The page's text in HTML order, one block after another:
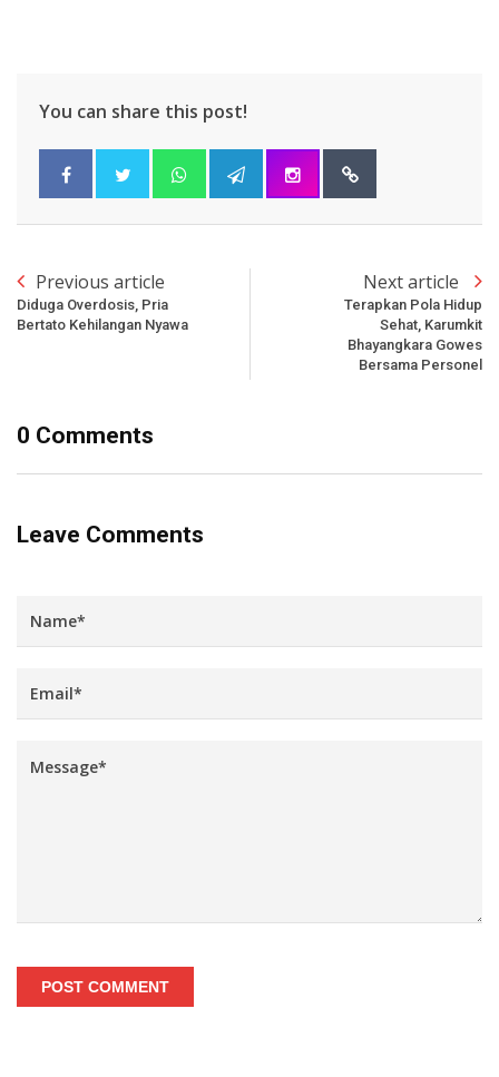
You can share this post!
Previous article
Diduga Overdosis, Pria
Bertato Kehilangan Nyawa
Next article
Terapkan Pola Hidup
Sehat, Karumkit
Bhayangkara Gowes
Bersama Personel
0 Comments
Leave Comments
POST COMMENT